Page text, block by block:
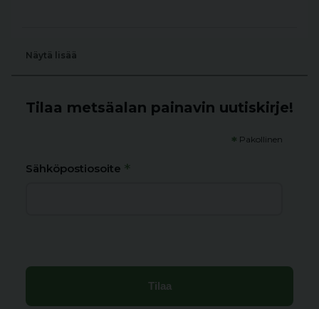
Näytä lisää
Tilaa metsäalan painavin uutiskirje!
* Pakollinen
Sähköpostiosoite *